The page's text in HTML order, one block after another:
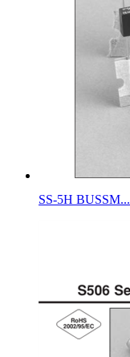
SS-5H BUSSM...